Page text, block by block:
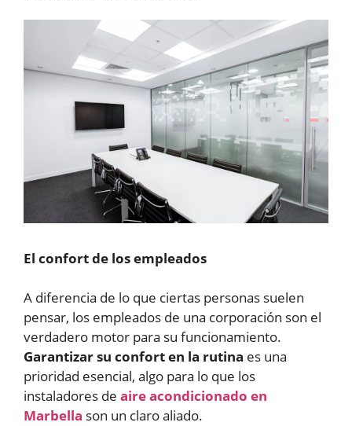
El confort de los empleados
A diferencia de lo que ciertas personas suelen
pensar, los empleados de una corporación son el
verdadero motor para su funcionamiento.
Garantizar su confort en la rutina es una
prioridad esencial, algo para lo que los
instaladores de aire acondicionado en
Marbella son un claro aliado.